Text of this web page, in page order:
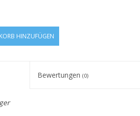
HINZUFÜGEN
Bewertungen (0)